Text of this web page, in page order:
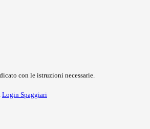
con le istruzioni necessarie.
Login Spaggiari